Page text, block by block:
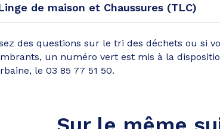
de maison et Chaussures (TLC)
des questions sur le tri des déchets ou si
un numéro vert est mis à la
le 03 85 77 51 50.